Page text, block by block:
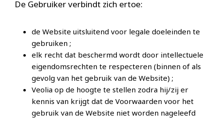
De Gebruiker verbindt zich ertoe:
de Website uitsluitend voor legale doeleinden te
gebruiken ;
elk recht dat beschermd wordt door intellectuele
eigendomsrechten te respecteren (binnen of als
gevolg van het gebruik van de Website) ;
Veolia op de hoogte te stellen zodra hij/zij er
kennis van krijgt dat de Voorwaarden voor het
gebruik van de Website niet worden nageleefd